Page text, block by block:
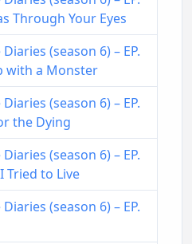
Through Your Eyes
(season 6) – EP.
with a Monster
(season 6) – EP.
the Dying
(season 6) – EP.
Tried to Live
(season 6) – EP.